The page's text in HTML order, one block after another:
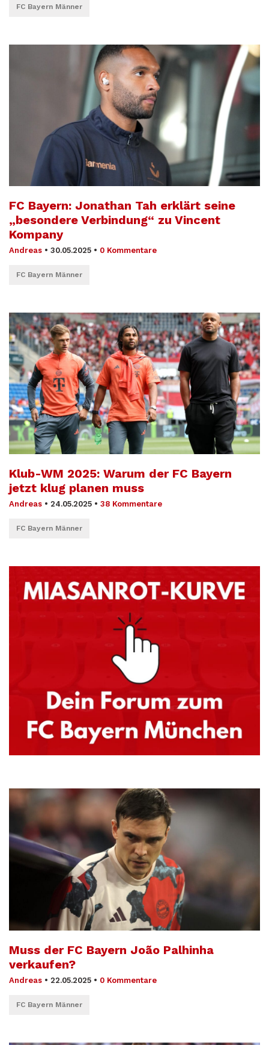
FC Bayern Männer
FC Bayern: Jonathan Tah erklärt seine
„besondere Verbindung“ zu Vincent
Kompany
Andreas • 30.05.2025 • 0 Kommentare
FC Bayern Männer
Klub-WM 2025: Warum der FC Bayern
jetzt klug planen muss
Andreas • 24.05.2025 • 38 Kommentare
FC Bayern Männer
Muss der FC Bayern João Palhinha
verkaufen?
Andreas • 22.05.2025 • 0 Kommentare
FC Bayern Männer